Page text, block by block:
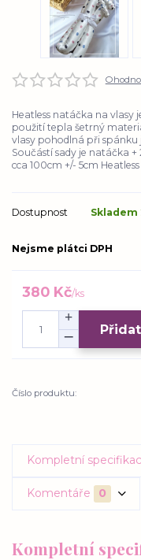
Heatless natáčka na vlasy
použití tepla šetrný
vlasy pohodlná při spánku
Součástí sady je natáčka
cca 100cm +/- 5cm
Dostupnost Skladem
Nejsme plátci DPH
380 Kč/ks
Číslo produktu:
Kompletní
Komentáře 0
Kompletní